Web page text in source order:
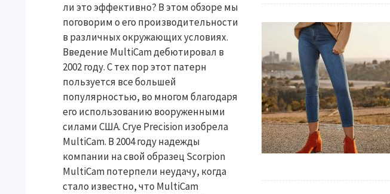
ли это эффективно? В этом обзоре мы
поговорим о его производительности
в различных окружающих условиях.
Введение MultiCam дебютировал в
2002 году. С тех пор этот патерн
пользуется все большей
популярностью, во многом благодаря
его использованию вооруженными
силами США. Crye Precision изобрела
MultiCam. В 2004 году надежды
компании на свой образец Scorpion
MultiCam потерпели неудачу, когда
стало известно, что MultiCam